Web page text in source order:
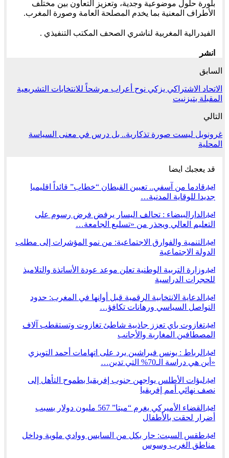
بلورة حلول موضوعية وجدية، وتعزيز التعاون بين مختلف
الأطراف المعنية بما يخدم المصلحة العامة وصورة المغرب.
الفيدرالية المغربية لناشري الصحف المكتب التنفيذي .
انشر
السابق
الاتحاد الاشتراكي يزكي نوح أعراب مرشحاً للانتخابات التشريعية
المقبلة بتيزنيت
التالي
غرونوبل ليست صورة تذكارية.. بل درس في معنى السياسة
المحلية
قد يعجبك ايضا
أخبار قادما من آسفي.. تعيين القبطان “خطاب” قائداً اقليميا
جديدا للوقاية المدنية…
أخبار
الدارالبيضاء : تحالف اليسار يرفض فرض رسوم على
التعليم العالي ويحذر من «تسليع الجامعة…
أخبار
التنمية والفوارق الاجتماعية: من نمو المؤشرات إلى مطلب
الدولة الاجتماعية
أخبار وزارة التربية الوطنية تعلن موعد عودة الأساتذة والتلاميذ
للحجرات الدراسية
أخبار
الدعاية الانتخابية الرقمية قبل أوانها في المغرب: حدود
التواصل السياسي ورهانات تكافؤ…
أخبار تغازوت باي تعزز جاذبية شاطئ تغازوت وتستقطب آلاف
المصطافين المغاربة والأجانب
أخبار
الرباط : يونس فيراشين يرد على اتهامات أحمد التويزي
«أين هي دراسة الـ70% التي تدين…
أخبار لبؤات الأطلس يواجهن جنوب إفريقيا بطموح التأهل إلى
نصف نهائي أمم إفريقيا
أخبار
القضاء الأميركي يغرم “ميتا” 567 مليون دولار بسبب
أضرار لحقت بالأطفال
أخبار طقس السبت: حار بكل من السايس ووادي ملوية وداخل
مناطق الغرب وسوس